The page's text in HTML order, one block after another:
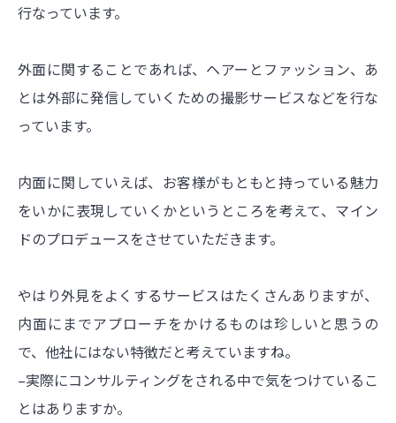
行なっています。
外面に関することであれば、ヘアーとファッション、あ
とは外部に発信していくための撮影サービスなどを行な
っています。
内面に関していえば、お客様がもともと持っている魅力
をいかに表現していくかというところを考えて、マイン
ドのプロデュースをさせていただきます。
やはり外見をよくするサービスはたくさんありますが、
内面にまでアプローチをかけるものは珍しいと思うの
で、他社にはない特徴だと考えていますね。
–実際にコンサルティングをされる中で気をつけているこ
とはありますか。